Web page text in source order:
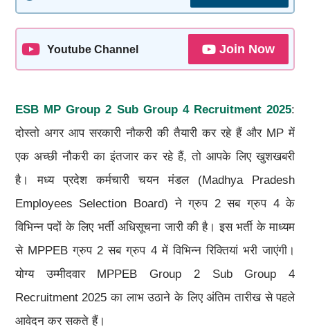
Youtube Channel Join Now
ESB MP Group 2 Sub Group 4 Recruitment 2025:
दोस्तो अगर आप सरकारी नौकरी की तैयारी कर रहे हैं और MP में
एक अच्छी नौकरी का इंतजार कर रहे हैं, तो आपके लिए खुशखबरी
है। मध्य प्रदेश कर्मचारी चयन मंडल (Madhya Pradesh
Employees Selection Board) ने ग्रुप 2 सब ग्रुप 4 के
विभिन्न पदों के लिए भर्ती अधिसूचना जारी की है। इस भर्ती के माध्यम
से MPPEB ग्रुप 2 सब ग्रुप 4 में विभिन्न रिक्तियां भरी जाएंगी।
योग्य उम्मीदवार MPPEB Group 2 Sub Group 4
Recruitment 2025 का लाभ उठाने के लिए अंतिम तारीख से पहले
आवेदन कर सकते हैं।